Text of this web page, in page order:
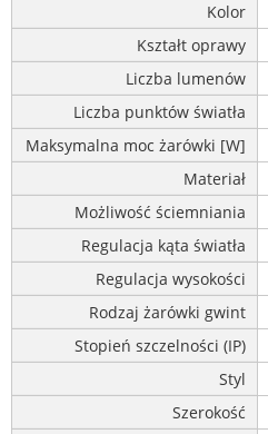
Kolor
Kształt oprawy
Liczba lumenów
Liczba punktów światła
Maksymalna moc żarówki [W]
Materiał
Możliwość ściemniania
Regulacja kąta światła
Regulacja wysokości
Rodzaj żarówki gwint
Stopień szczelności (IP)
Styl
Szerokość